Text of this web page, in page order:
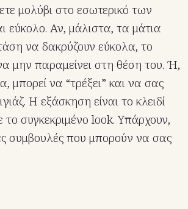
μολύβι στο εσωτερικό των
εύκολο. Αν, μάλιστα, τα μάτια
να δακρύζουν εύκολα, το
μην παραμείνει στη θέση του. Ή,
μπορεί να “τρέξει” και να σας
Η εξάσκηση είναι το κλειδί
το συγκεκριμένο look. Υπάρχουν,
συμβουλές που μπορούν να σας